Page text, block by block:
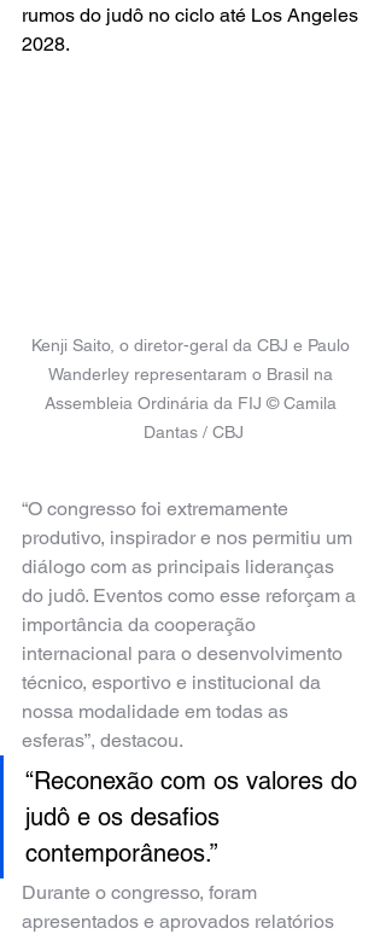
rumos do judô no ciclo até Los Angeles
2028.
Kenji Saito, o diretor-geral da CBJ e Paulo
Wanderley representaram o Brasil na
Assembleia Ordinária da FIJ © Camila
Dantas / CBJ
“O congresso foi extremamente
produtivo, inspirador e nos permitiu um
diálogo com as principais lideranças
do judô. Eventos como esse reforçam a
importância da cooperação
internacional para o desenvolvimento
técnico, esportivo e institucional da
nossa modalidade em todas as
esferas”, destacou.
“Reconexão com os valores do
judô e os desafios
contemporâneos.”
Durante o congresso, foram
apresentados e aprovados relatórios